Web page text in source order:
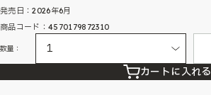
発売日：2026年6月
商品コード：4570179872310
数量：
カートに入れる